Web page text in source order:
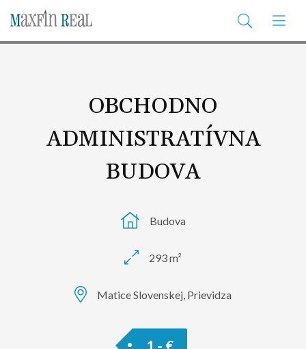
OBCHODNO
ADMINISTRATÍVNA
BUDOVA
Budova
293 m²
Matice Slovenskej, Prievidza